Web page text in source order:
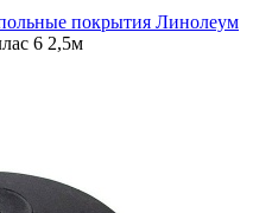
покрытия Линолеум
6 2,5м